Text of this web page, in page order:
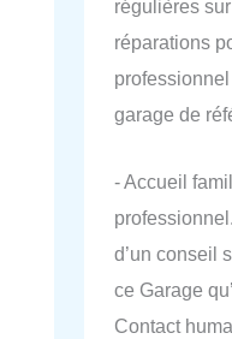
régulières
réparations
garage de
- Accueil
d’un conseil
ce Garage
Contact